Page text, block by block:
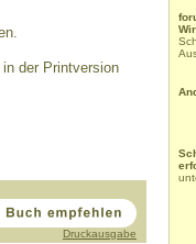
der Printversion
Druckausgabe